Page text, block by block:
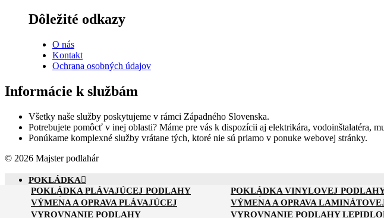
Dôležité odkazy
O nás
Kontakt
Ochrana osobných údajov
Informácie k službám
Všetky naše služby poskytujeme v rámci Západného Slovenska.
Potrebujete pomôcť v inej oblasti? Máme pre vás k dispozícii aj elektrikára, vodoinštalatéra,
Ponúkame komplexné služby vrátane tých, ktoré nie sú priamo v ponuke webovej stránky.
© 2026 Majster podlahár
POKLÁDKA
POKLÁDKA PLÁVAJÚCEJ PODLAHY
POKLÁDKA VINYLOVEJ
POKLÁDKA PVC PODLAHY
POKLÁDKA KOMPOZITNEJ
VÝMENA A OPRAVA
VÝMENA A OPRAVA PLÁVAJÚCEJ
PODLAHY
VÝMENA A OPRAVA
PODLAHY
VYROVNANIE
VYROVNANIE PODLAHY
VYROVNANIE PODLAHY
RENOVÁCIA